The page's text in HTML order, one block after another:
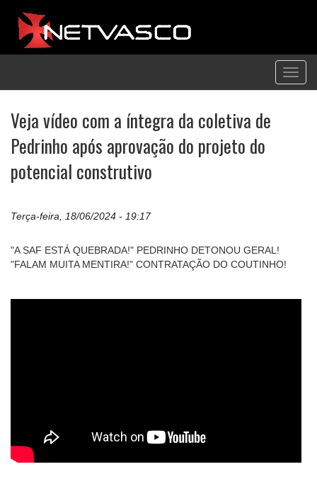
Veja vídeo com a íntegra da coletiva de
Pedrinho após aprovação do projeto do
potencial construtivo
Terça-feira, 18/06/2024 - 19:17
"A SAF ESTÁ QUEBRADA!" PEDRINHO DETONOU GERAL!
"FALAM MUITA MENTIRA!" CONTRATAÇÃO DO COUTINHO!